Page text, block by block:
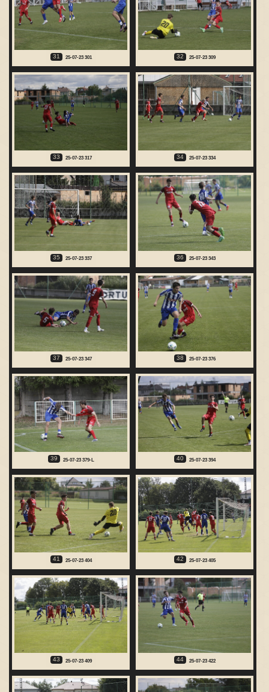
31 25-07-23 301 32 25-07-23 309
33 25-07-23 317 34 25-07-23 334
35 25-07-23 337 36 25-07-23 343
37 25-07-23 347 38 25-07-23 376
39 25-07-23 379-L 40 25-07-23 394
41 25-07-23 404 42 25-07-23 405
43 25-07-23 409 44 25-07-23 422